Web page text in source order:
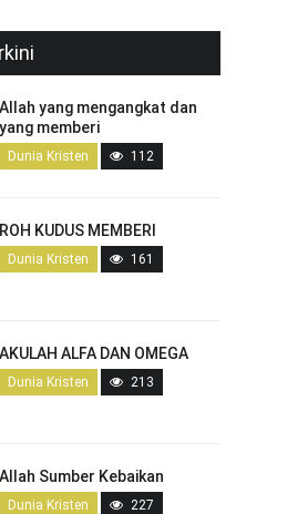
Allah yang mengangkat dan
yang memberi
Dunia Kristen 112
ROH KUDUS MEMBERI
Dunia Kristen 161
AKULAH ALFA DAN OMEGA
Dunia Kristen 213
Allah Sumber Kebaikan
Dunia Kristen 227